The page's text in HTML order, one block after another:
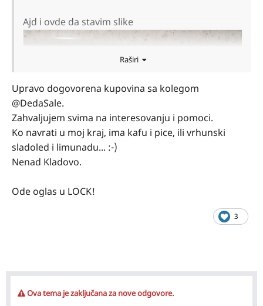
Ajd i ovde da stavim slike
Shared album - Aleksandar Tapavički - Google Photos
PHOTOS.APP.GOO.GL
Raširi
Upravo dogovorena kupovina sa kolegom
@DedaSale.
Zahvaljujem svima na interesovanju i pomoci.
Ko navrati u moj kraj, ima kafu i pice, ili vrhunski
sladoled i limunadu... :-)
Nenad Kladovo.
Ode oglas u LOCK!
3
Ova tema je zaključana za nove odgovore.